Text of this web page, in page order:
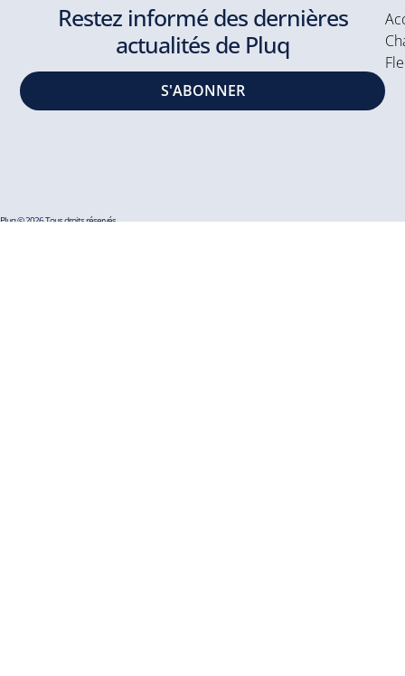
Restez informé des dernières
actualités de Pluq
S'ABONNER
Pluq © 2026 Tous droits réservés